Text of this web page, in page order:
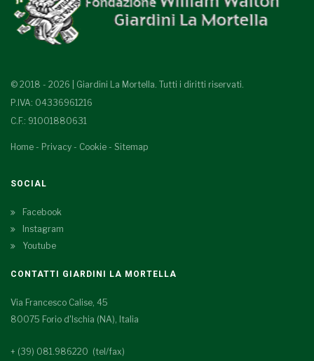
© 2018 - 2026 | Giardini La Mortella. Tutti i diritti riservati.
P.IVA: 04336961216
C.F.: 91001880631
Home - Privacy - Cookie - Sitemap
SOCIAL
Facebook
Instagram
Youtube
CONTATTI GIARDINI LA MORTELLA
Via Francesco Calise, 45
80075 Forio d'Ischia (NA), Italia
+ (39) 081.986220 (tel/fax)